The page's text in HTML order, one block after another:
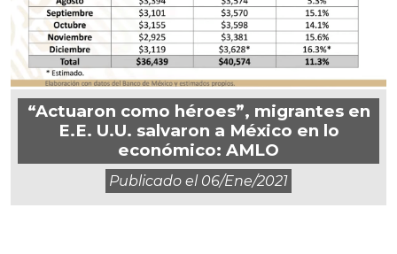
“Actuaron como héroes”, migrantes en
E.E. U.U. salvaron a México en lo
económico: AMLO
Publicado el 06/ene/2021